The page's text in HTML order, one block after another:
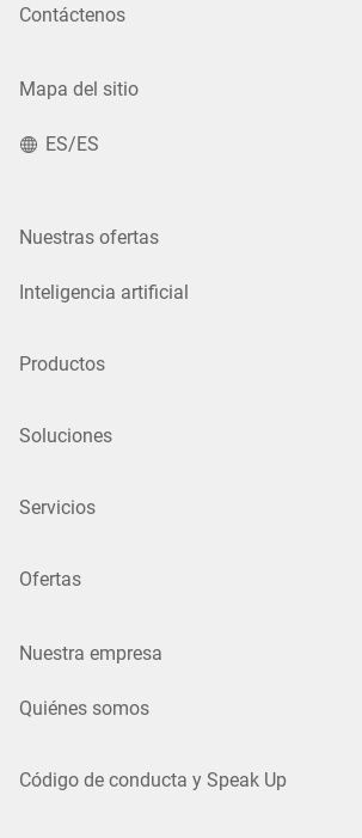
Contáctenos
Mapa del sitio
ES/ES
Nuestras ofertas
Inteligencia artificial
Productos
Soluciones
Servicios
Ofertas
Nuestra empresa
Quiénes somos
Código de conducta y Speak Up